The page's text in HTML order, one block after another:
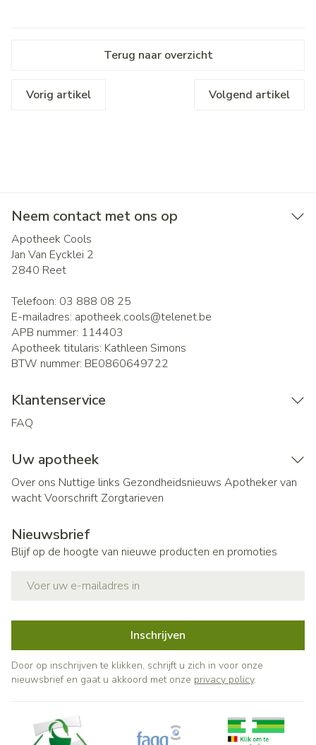
Terug naar overzicht
Vorig artikel Volgend artikel
Neem contact met ons op
Apotheek Cools
Jan Van Eycklei 2
2840 Reet
Telefoon: 03 888 08 25
E-mailadres: apotheek.cools@telenet.be
APB nummer: 114403
Apotheek titularis: Kathleen Simons
BTW nummer: BE0860649722
Klantenservice
FAQ
Uw apotheek
Over ons Nuttige links Gezondheidsnieuws Apotheker van
wachtVoorschrift Zorgtarieven
Nieuwsbrief
Blijf op de hoogte van nieuwe producten en promoties
Inschrijven
Door op inschrijven te klikken, schrijft u zich in voor onze
nieuwsbrief en gaat u akkoord met onze privacy policy.